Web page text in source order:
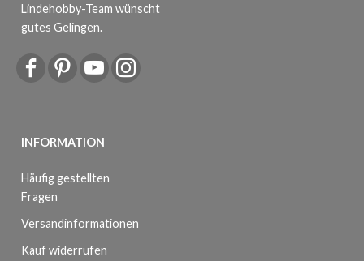
Lindehobby-Team wünscht
gutes Gelingen.
INFORMATION
Häufig gestellten
Fragen
Versandinformationen
Kauf widerrufen